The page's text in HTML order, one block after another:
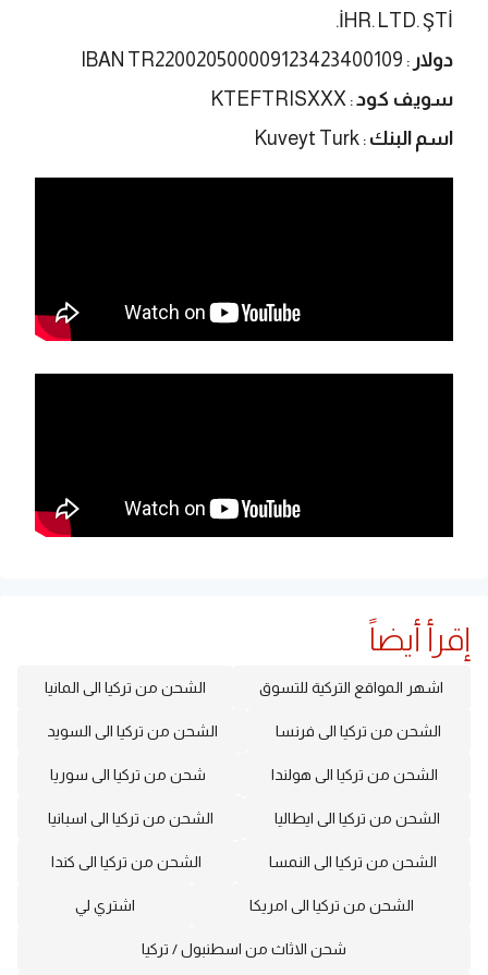
İHR. LTD. ŞTİ.
دولار : IBAN TR220020500009123423400109
سويف كود: KTEFTRISXXX
اسم البنك : Kuveyt Turk
إقرأ أيضاً
اشهر المواقع التركية للتسوق الشحن من تركيا الى المانيا
الشحن من تركيا الى فرنسا الشحن من تركيا الى السويد
الشحن من تركيا الى هولندا شحن من تركيا الى سوريا
الشحن من تركيا الى ايطاليا الشحن من تركيا الى اسبانيا
الشحن من تركيا الى النمسا الشحن من تركيا الى كندا
الشحن من تركيا الى امريكا اشتري لي
شحن الاثاث من اسطنبول / تركيا